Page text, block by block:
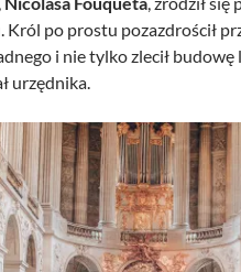
Król po prostu pozazdrościł
i nie tylko zlecił budowę
urzędnika.